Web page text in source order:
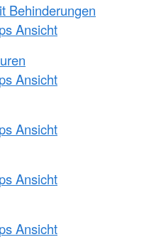
Behinderungen
Ansicht
Ansicht
Ansicht
Ansicht
Ansicht